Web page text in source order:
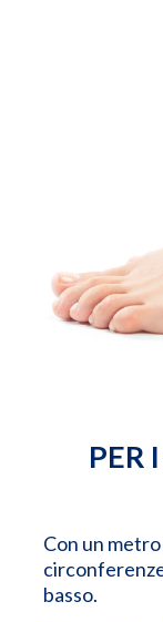
PER
Con un
basso.